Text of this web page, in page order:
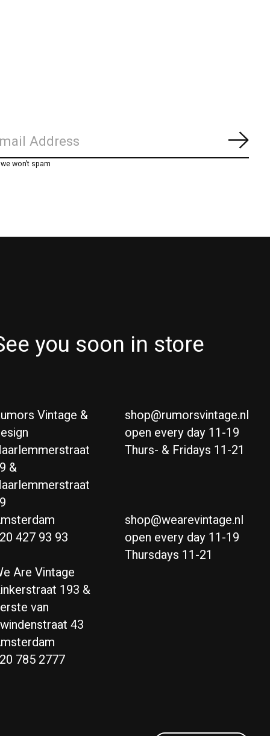
won’t spam
you soon in store
Vintage &
&
427 93 93
Are Vintage
193 &
van
43
785 2777
shop@rumorsvintage.nl
open every day 11-19
Thurs- & Fridays 11-21
shop@wearevintage.nl
open every day 11-19
Thursdays 11-21